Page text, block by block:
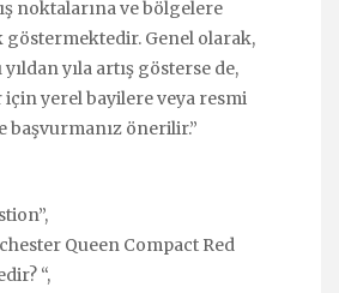
noktalarına ve bölgelere
göstermektedir. Genel olarak,
yıla artış gösterse de,
yerel bayilere veya resmi
başvurmanız önerilir.”
Queen Compact Red
“,